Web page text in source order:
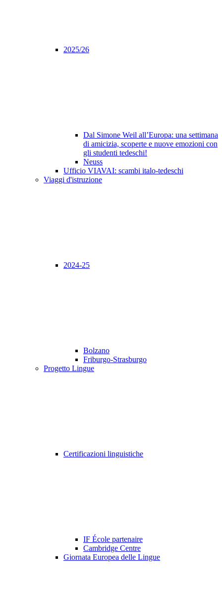
2025/26
Dal Simone Weil all’Europa: una settimana
di amicizia, scoperte e nuove emozioni con
gli studenti tedeschi!
Neuss
Ufficio VIAVAI: scambi italo-tedeschi
Viaggi d'istruzione
2024-25
Bolzano
Friburgo-Strasburgo
Progetto Lingue
Certificazioni linguistiche
IF École partenaire
Cambridge Centre
Giornata Europea delle Lingue